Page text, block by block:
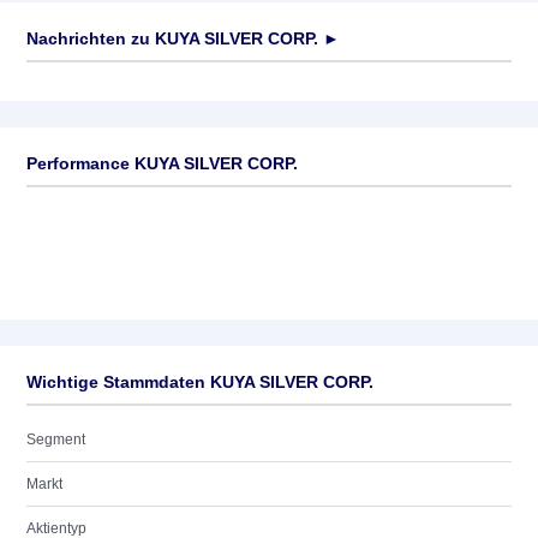
Nachrichten zu KUYA SILVER CORP. ►
Performance KUYA SILVER CORP.
Wichtige Stammdaten KUYA SILVER CORP.
Segment
Markt
Aktientyp